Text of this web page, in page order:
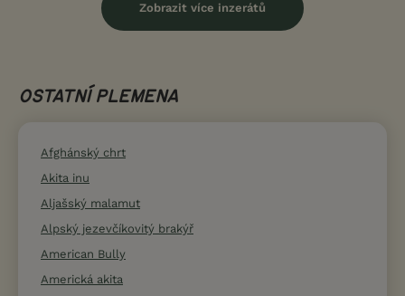
Zobrazit více inzerátů
OSTATNÍ PLEMENA
Afghánský chrt
Akita inu
Aljašský malamut
Alpský jezevčíkovitý brakýř
American Bully
Americká akita